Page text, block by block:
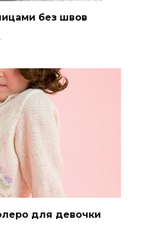
без швов
для девочки